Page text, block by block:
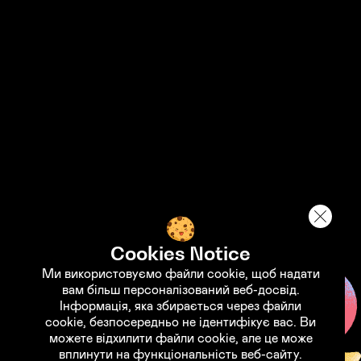
Cookies Notice
Ми використовуємо файли cookie, щоб надати
вам більш персоналізований веб-досвід.
Інформація, яка збирається через файли
cookie, безпосередньо не ідентифікує вас. Ви
можете відхилити файли cookie, але це може
вплинути на функціональність веб-сайту.